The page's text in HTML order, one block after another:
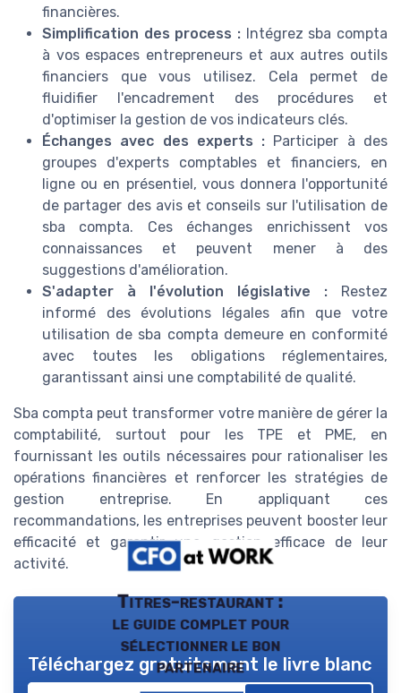
financières.
Simplification des process : Intégrez sba compta
à vos espaces entrepreneurs et aux autres outils
financiers que vous utilisez. Cela permet de
fluidifier l'encadrement des procédures et
d'optimiser la gestion de vos indicateurs clés.
Échanges avec des experts : Participer à des
groupes d'experts comptables et financiers, en
ligne ou en présentiel, vous donnera l'opportunité
de partager des avis et conseils sur l'utilisation de
sba compta. Ces échanges enrichissent vos
connaissances et peuvent mener à des
suggestions d'amélioration.
S'adapter à l'évolution législative : Restez
informé des évolutions légales afin que votre
utilisation de sba compta demeure en conformité
avec toutes les obligations réglementaires,
garantissant ainsi une comptabilité de qualité.
Sba compta peut transformer votre manière de gérer la
comptabilité, surtout pour les TPE et PME, en
fournissant les outils nécessaires pour rationaliser les
opérations financières et renforcer les stratégies de
gestion entreprise. En appliquant ces
recommandations, les entreprises peuvent booster leur
efficacité et garantir une gestion efficace de leur
activité.
Titres-restaurant :
le guide complet pour
sélectionner le bon
partenaire
Téléchargez gratuitement le livre blanc